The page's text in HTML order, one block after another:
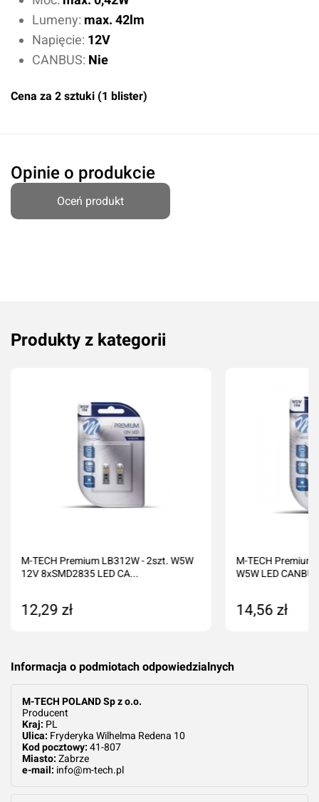
Lumeny: max. 42lm
Napięcie: 12V
CANBUS: Nie
Cena za 2 sztuki (1 blister)
Opinie o produkcie
Oceń produkt
Imię i nazwisko*
Produkty z kategorii
M-TECH Premium LB312W - 2szt. W5W
12V 8xSMD2835 LED CA...
12,29 zł
M-TECH Premium
W5W LED
14,56 zł
Informacja o podmiotach odpowiedzialnych
M-TECH POLAND Sp z o.o.
Producent
Kraj: PL
Ulica: Fryderyka Wilhelma Redena 10
Kod pocztowy: 41-807
Miasto: Zabrze
e-mail: info@m-tech.pl